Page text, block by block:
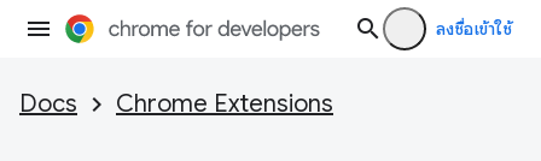
ลงชื่อเข้าใช้
Docs Chrome Extensions